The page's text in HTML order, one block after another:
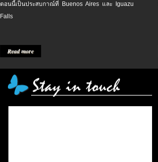
ตอนนี้เป็นประสบกาณ์ที่ Buenos Aires และ Iguazu
Falls
Read more